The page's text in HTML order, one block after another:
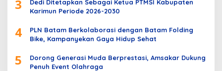
3
Dedi Ditetapkan Sebagai Ketua PTMSI Kabupaten
Karimun Periode 2026-2030
4
PLN Batam Berkolaborasi dengan Batam Folding
Bike, Kampanyekan Gaya Hidup Sehat
5
Dorong Generasi Muda Berprestasi, Amsakar Dukung
Penuh Event Olahraga